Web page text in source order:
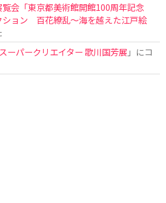
覧会「東京都美術館開館100周年記念
ション 百花繚乱〜海を越えた江戸絵
ーパークリエイター 歌川国芳展 」にコ